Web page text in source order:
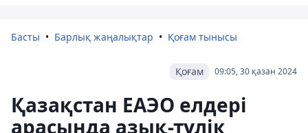
Басты Барлық жаңалықтар Қоғам тынысы
09:05, 30 қазан 2024
Қоғам
Қазақстан ЕАЭО елдері
арасында азық-түлік